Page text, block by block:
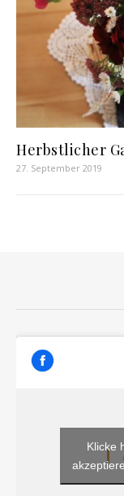
Herbstlicher
27. September 2019
Klicke